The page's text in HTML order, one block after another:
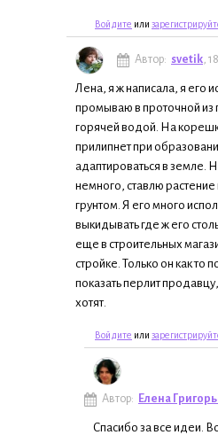
Войдите или
Автор: svetik,
Лена, я ж написала, я его
промываю в проточной из
горячей водой. На
прилипнет при
адаптироваться в земле.
немного, ставлю
грунтом. Я его много
выкидывать где ж его
еще в строительных
стройке. Только он как то
показать перлит
хотят.
Войдите или
Автор: Елена
Спасибо за все идеи.